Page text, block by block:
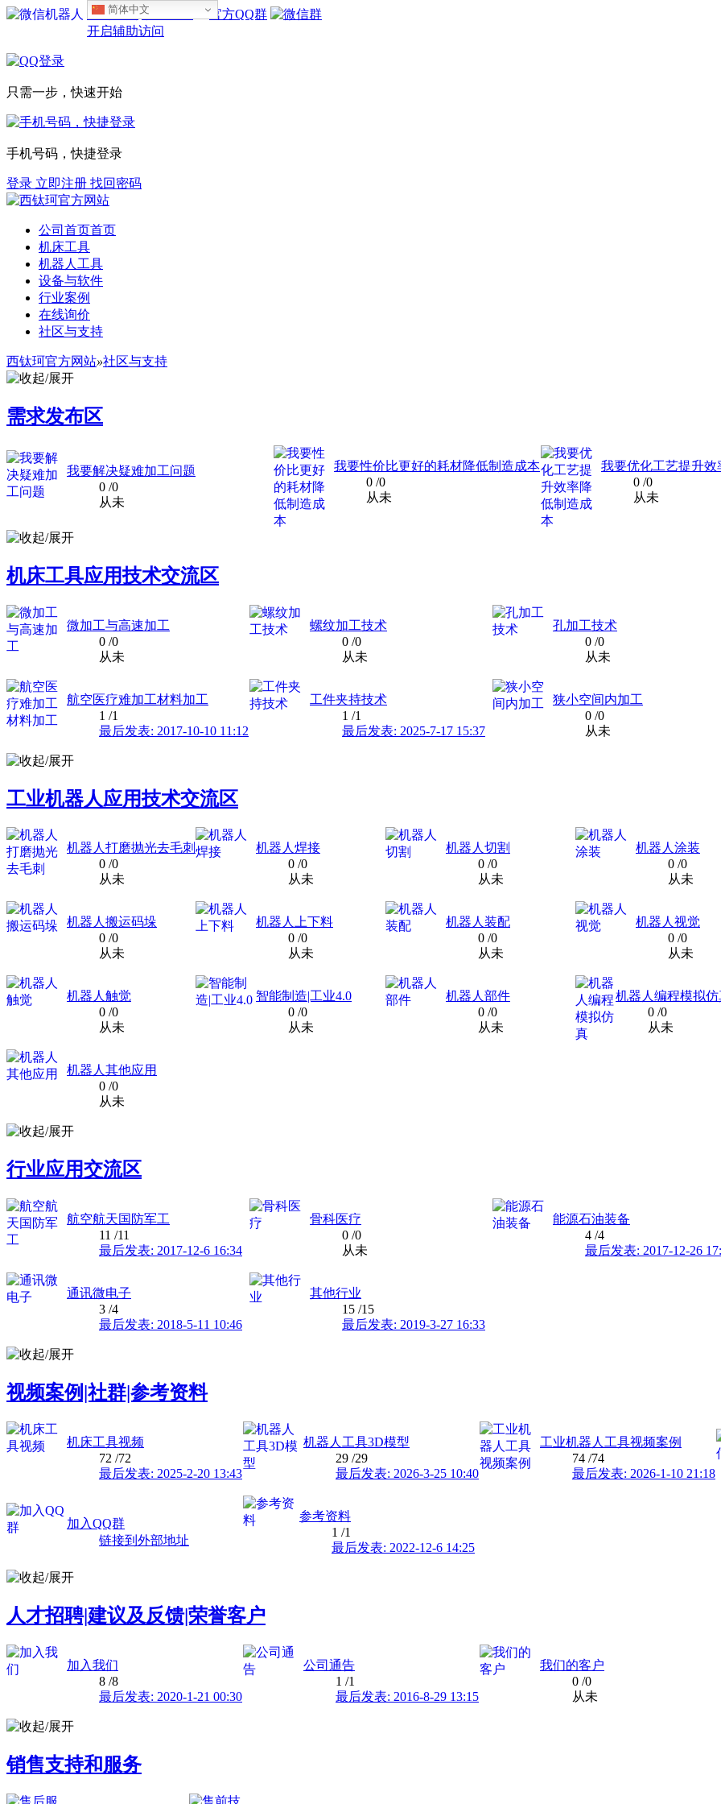
简体中文
设为首页 收藏本站
开启辅助访问
只需一步，快速开始
手机号码，快捷登录
登录 立即注册 找回密码
公司首页首页
机床工具
机器人工具
设备与软件
行业案例
在线询价
社区与支持
西钛珂官方网站»社区与支持
需求发布区
我要解决疑难加工问题
0 /0
从未
我要性价比更好的耗材降低制造成本
0 /0
从未
我要优化工艺提升
0 /0
从未
机床工具应用技术交流区
微加工与高速加工
0 /0
从未
螺纹加工技术
0 /0
从未
孔加工技术
0 /0
从未
航空医疗难加工材料加工
1 /1
最后发表: 2017-10-10 11:12
工件夹持技术
1 /1
最后发表: 2025-7-17 15:37
狭小空间内加工
0 /0
从未
工业机器人应用技术交流区
机器人打磨抛光去毛刺
0 /0
从未
机器人焊接
0 /0
从未
机器人切割
0 /0
从未
机器人涂装
0 /0
从未
机器人搬运码垛
0 /0
从未
机器人上下料
0 /0
从未
机器人装配
0 /0
从未
机器人视觉
0 /0
从未
机器人触觉
0 /0
从未
智能制造|工业4.0
0 /0
从未
机器人部件
0 /0
从未
机器人编程模拟仿
0 /0
从未
机器人其他应用
0 /0
从未
行业应用交流区
航空航天国防军工
11 /11
最后发表: 2017-12-6 16:34
骨科医疗
0 /0
从未
能源石油装备
4 /4
最后发表: 2017-12-26
通讯微电子
3 /4
最后发表: 2018-5-11 10:46
其他行业
15 /15
最后发表: 2019-3-27 16:33
视频案例|社群|参考资料
机床工具视频
72 /72
最后发表: 2025-2-20 13:43
机器人工具3D模型
29 /29
最后发表: 2026-3-25 10:40
工业机器人工具视频案例
74 /74
最后发表: 2026-1-10 21:18
加入QQ群
链接到外部地址
参考资料
1 /1
最后发表: 2022-12-6 14:25
人才招聘|建议及反馈|荣誉客户
加入我们
8 /8
最后发表: 2020-1-21 00:30
公司通告
1 /1
最后发表: 2016-8-29 13:15
我们的客户
0 /0
从未
销售支持和服务